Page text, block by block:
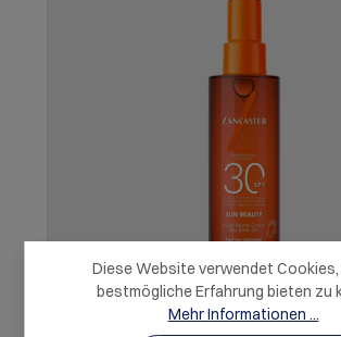
Avenue Albert II,98000 Monaco,MC
Kontakt mit den Augen vermeiden. Vor
Diese Website verwendet Cookies,
bestmögliche Erfahrung bieten zu
Mehr Informationen ...